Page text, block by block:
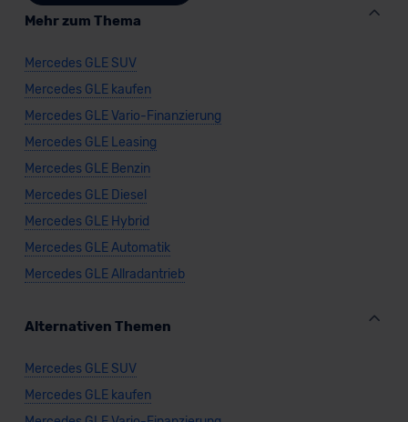
datenschutz@meinauto.de anfordern.
Datenschutzerklärung
Mehr zum Thema
Mercedes GLE SUV
Mercedes GLE kaufen
Mercedes GLE Vario-Finanzierung
Mercedes GLE Leasing
Mercedes GLE Benzin
Mercedes GLE Diesel
Mercedes GLE Hybrid
Mercedes GLE Automatik
Mercedes GLE Allradantrieb
Alternativen Themen
Mercedes GLE SUV
Mercedes GLE kaufen